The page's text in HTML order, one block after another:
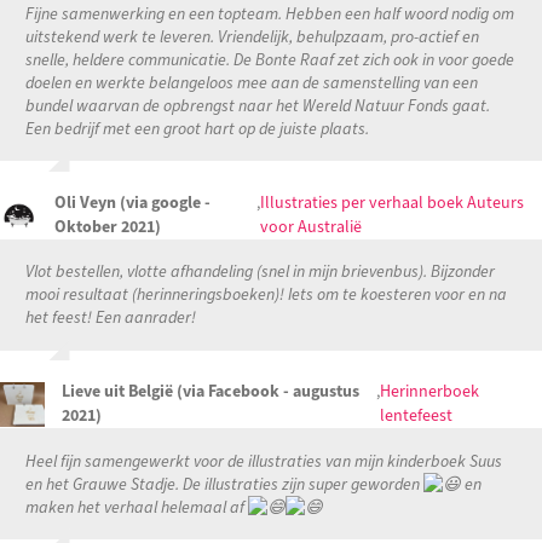
Fijne samenwerking en een topteam. Hebben een half woord nodig om
uitstekend werk te leveren. Vriendelijk, behulpzaam, pro-actief en
snelle, heldere communicatie. De Bonte Raaf zet zich ook in voor goede
doelen en werkte belangeloos mee aan de samenstelling van een
bundel waarvan de opbrengst naar het Wereld Natuur Fonds gaat.
Een bedrijf met een groot hart op de juiste plaats.
Oli Veyn (via google -
Oktober 2021)
,Illustraties per verhaal boek Auteurs
voor Australië
Vlot bestellen, vlotte afhandeling (snel in mijn brievenbus). Bijzonder
mooi resultaat (herinneringsboeken)! Iets om te koesteren voor en na
het feest! Een aanrader!
Lieve uit België (via Facebook - augustus
2021)
,Herinnerboek
lentefeest
Heel fijn samengewerkt voor de illustraties van mijn kinderboek Suus
en het Grauwe Stadje. De illustraties zijn super geworden
en
maken het verhaal helemaal af